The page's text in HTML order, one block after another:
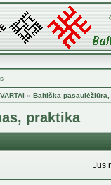
» Baltiška
praktika
Jūs